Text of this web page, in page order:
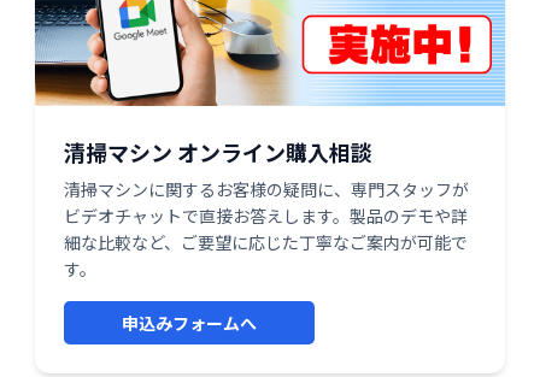
清掃マシン オンライン購入相談
清掃マシンに関するお客様の疑問に、専門スタッフが
ビデオチャットで直接お答えします。製品のデモや詳
細な比較など、ご要望に応じた丁寧なご案内が可能で
す。
申込みフォームへ